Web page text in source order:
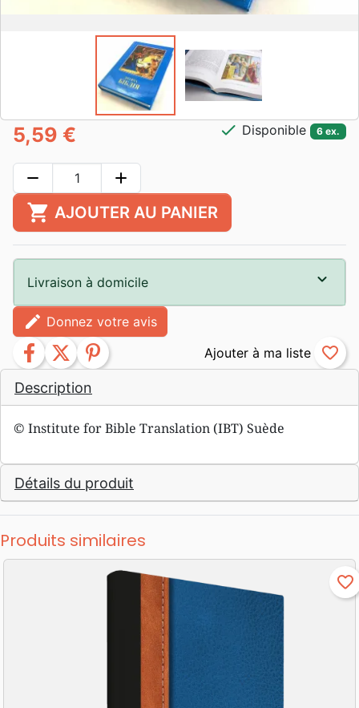
Description
© Institute for Bible Translation (IBT) Suède
Détails du produit
5,59 € check Disponible 6 ex.
remove add
shopping_cart AJOUTER AU PANIER
Livraison à domicile
edit Donnez votre avis
facebook twitter pinterest favorite_border
Produits similaires
favorite_border